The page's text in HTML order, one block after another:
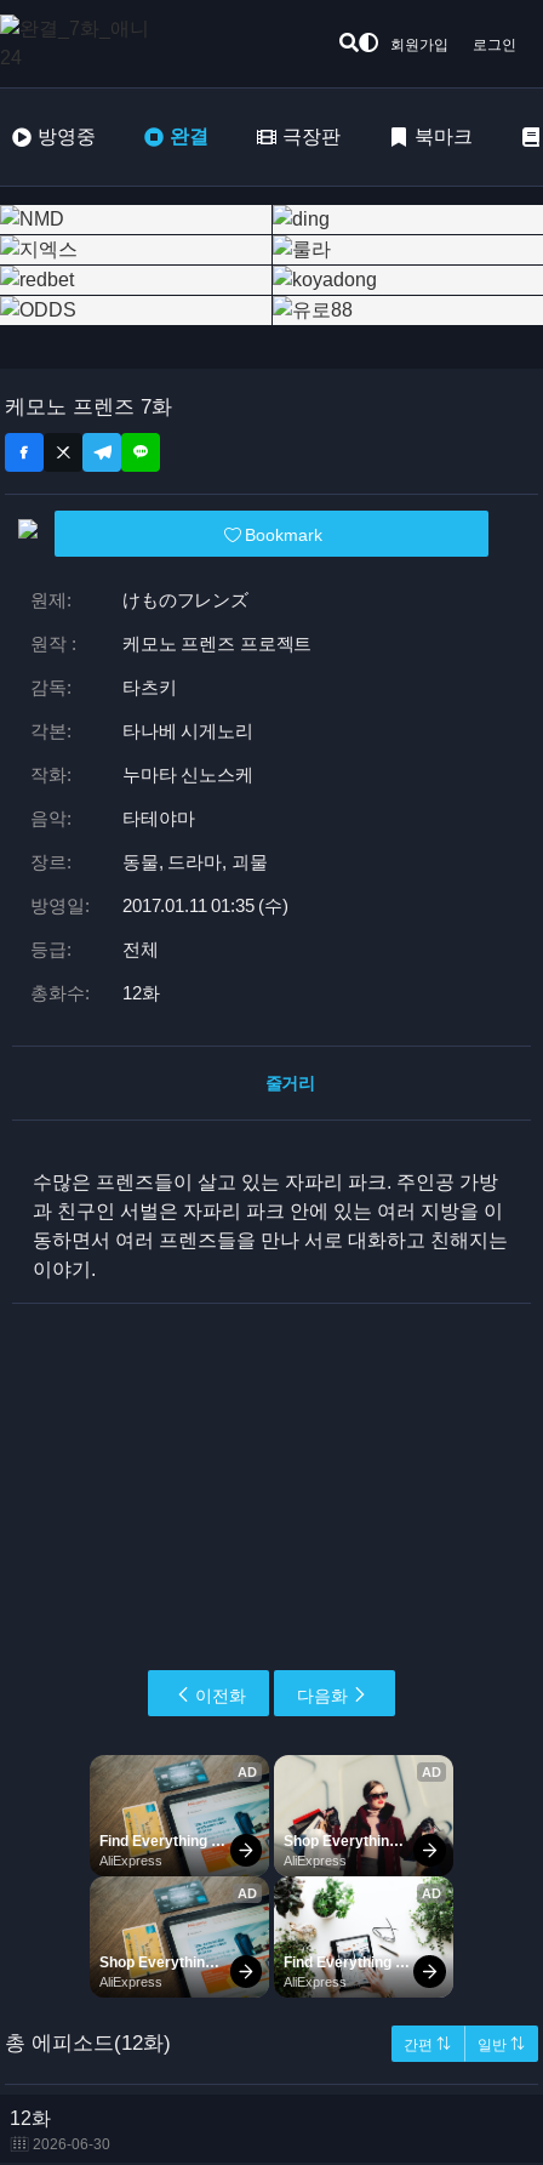
회원가입 로그인
방영중 완결 극장판 북마크
케모노 프렌즈 7화
Bookmark
원제: けものフレンズ
원작 : 케모노 프렌즈 프로젝트
감독: 타츠키
각본: 타나베 시게노리
작화: 누마타 신노스케
음악: 타테야마
장르: 동물, 드라마, 괴물
방영일: 2017.01.11 01:35 (수)
등급: 전체
총화수: 12화
줄거리
수많은 프렌즈들이 살고 있는 자파리 파크. 주인공 가방
과 친구인 서벌은 자파리 파크 안에 있는 여러 지방을 이
동하면서 여러 프렌즈들을 만나 서로 대화하고 친해지는
이야기.
이전화 다음화
총 에피소드(12화) 간편 ⇅ 일반 ⇅
12화
2026-06-30